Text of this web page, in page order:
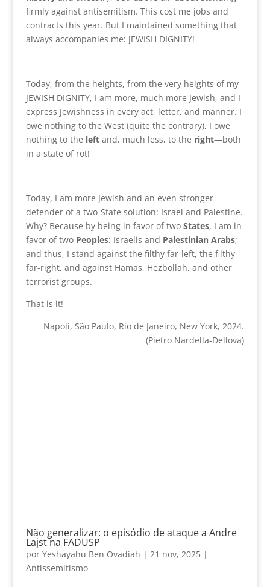
firmly against antisemitism. This cost me jobs and
contracts this year. But I maintained something that
always accompanies me: JEWISH DIGNITY!
Today, from the heights, from the very heights of my
JEWISH DIGNITY, I am more, much more Jewish, and I
express Jewishness in every act, letter, and manner. I
owe nothing to the West (quite the contrary), I owe
nothing to the leftand, much less, to the right—both
in a state of rot!
Today, I am more Jewish and an even stronger
defender of a two-State solution: Israel and Palestine.
Why? Because by being in favor of two States, I am in
favor of two Peoples: Israelis and Palestinian Arabs;
and thus, I stand against the filthy far-left, the filthy
far-right, and against Hamas, Hezbollah, and other
terrorist groups.
That is it!
Napoli, São Paulo, Rio de Janeiro, New York, 2024.
(Pietro Nardella-Dellova)
Não generalizar: o episódio de ataque a Andre
Lajst na FADUSP
por Yeshayahu Ben Ovadiah | 21 nov, 2025|
Antissemitismo